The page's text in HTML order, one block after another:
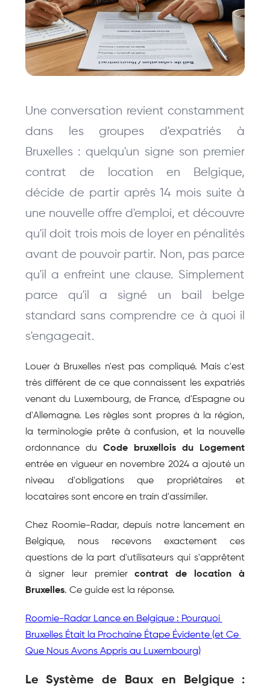
Une conversation revient constamment
dans les groupes d'expatriés à
Bruxelles : quelqu'un signe son premier
contrat de location en Belgique,
décide de partir après 14 mois suite à
une nouvelle offre d'emploi, et découvre
qu'il doit trois mois de loyer en pénalités
avant de pouvoir partir. Non, pas parce
qu'il a enfreint une clause. Simplement
parce qu'il a signé un bail belge
standard sans comprendre ce à quoi il
s'engageait.
Louer à Bruxelles n'est pas compliqué. Mais c'est
très différent de ce que connaissent les expatriés
venant du Luxembourg, de France, d'Espagne ou
d'Allemagne. Les règles sont propres à la région,
la terminologie prête à confusion, et la nouvelle
ordonnance du Code bruxellois du Logement
entrée en vigueur en novembre 2024 a ajouté un
niveau d'obligations que propriétaires et
locataires sont encore en train d'assimiler.
Chez Roomie-Radar, depuis notre lancement en
Belgique, nous recevons exactement ces
questions de la part d'utilisateurs qui s'apprêtent
à signer leur premier contrat de location à
Bruxelles. Ce guide est la réponse.
Roomie-Radar Lance en Belgique : Pourquoi
Bruxelles Était la Prochaine Étape Évidente (et Ce
Que Nous Avons Appris au Luxembourg)
Le Système de Baux en Belgique :